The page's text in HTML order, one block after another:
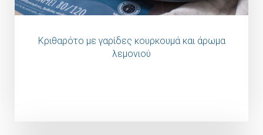
Κριθαρότο με γαρίδες κουρκουμά και άρωμα
λεμονιού